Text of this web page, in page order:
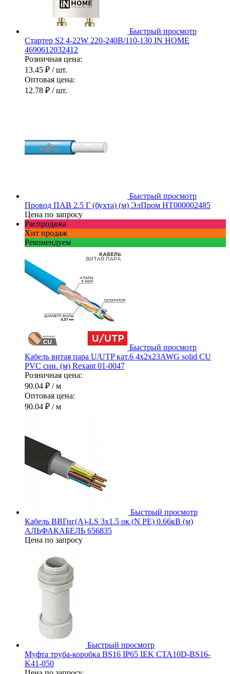
Быстрый просмотр
Стартер S2 4-22W 220-240В/110-130 IN HOME
4690612032412
Розничная цена:
13.45 ₽ / шт.
Оптовая цена:
12.78 ₽ / шт.
Быстрый просмотр
Провод ПАВ 2.5 Г (бухта) (м) ЭлПром НТ000002485
Цена по запросу
Распродажа
Хит продаж
Рекомендуем
Быстрый просмотр
Кабель витая пара U/UTP кат.6 4х2х23AWG solid CU
PVC син. (м) Rexant 01-0047
Розничная цена:
90.04 ₽ / м
Оптовая цена:
90.04 ₽ / м
Быстрый просмотр
Кабель ВВГнг(А)-LS 3х1.5 ок (N PE) 0.66кВ (м)
АЛЬФАКАБЕЛЬ 656835
Цена по запросу
Быстрый просмотр
Муфта труба-коробка BS16 IP65 IEK CTA10D-BS16-
K41-050